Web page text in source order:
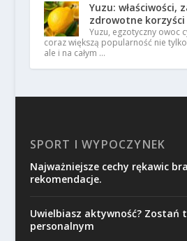
Yuzu: właściwości,
zdrowotne korzyści
Yuzu, egzotyczny owoc
coraz większą popularność nie
ale i na całym …
SPORT I WYPOCZYNEK
Najważniejsze cechy rękawic
rekomendacje.
Uwielbiasz aktywność? Zostań
personalnym